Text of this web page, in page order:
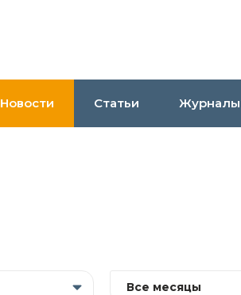
Новости Статьи Журналы
Все месяцы